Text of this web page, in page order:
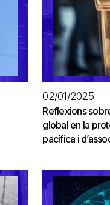
02/01/2025
Reflexions
global en la
pacífica i